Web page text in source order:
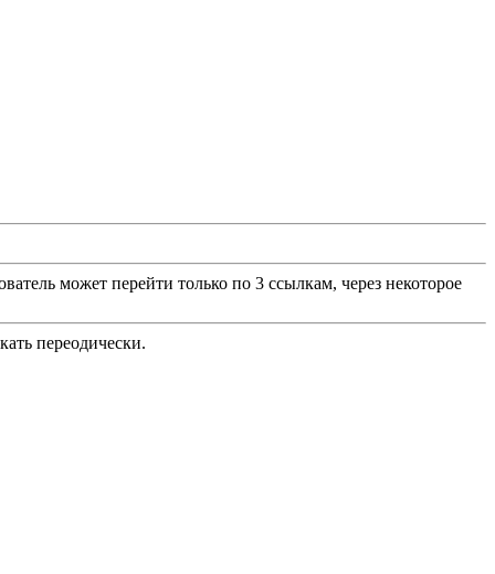
может перейти только по 3 ссылкам, через некоторое
переодически.